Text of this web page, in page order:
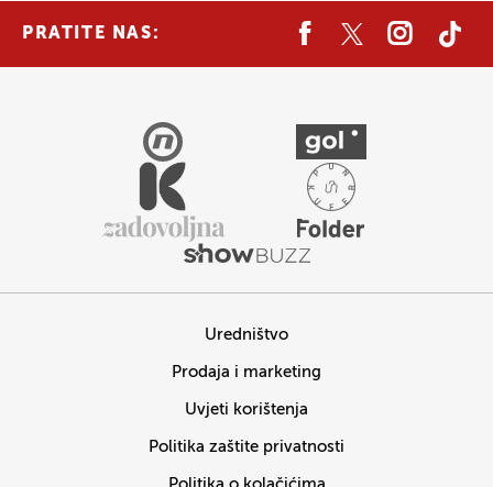
PRATITE NAS:
Uredništvo
Prodaja i marketing
Uvjeti korištenja
Politika zaštite privatnosti